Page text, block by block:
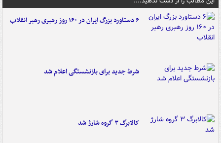
۶ دستاورد بزرگ ایران در ۱۶۰ روز رهبری رهبر انقلاب
شرط جدید برای بازنشستگی اعلام شد
کالابرگ ۳ گروه شارژ شد